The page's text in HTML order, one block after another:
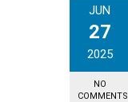
JUN
27
2025
NO
COMMENTS